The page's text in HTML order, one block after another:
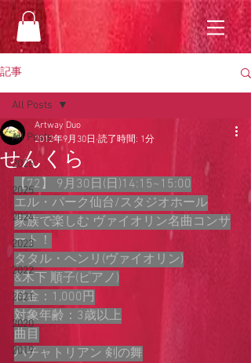
記事
All Posts
2026
2025
2024
2023
2022
2021
2020
2019
All Posts
せんくら
Artway Duo
2012年9月30日 読了時間: 1分
【72】 9月30日(日)14:15~15:00
エル・パーク仙台/スタジオホール
家族で楽しむ ヴァイオリン名曲コンサ
ート！
タタル・ヘンリ(ヴァイオリン)
&木下 順子(ピアノ)
料金：1,000円
対象年齢：3歳以上
曲目
ハチャトリアン 剣の舞